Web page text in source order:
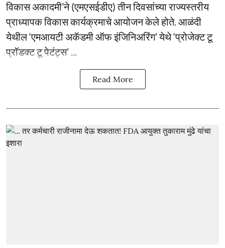
विकास अकादमी’ने (एमएसईडीए) तीन दिवसांच्या राज्यस्तरीय
प्राध्यापक विकास कार्यक्रमाचे आयोजन केले होते. आळंदी
येथील ‘एमआयटी अकॅडमी ऑफ इंजिनिअरिंग’ येथे ‘प्रोजेक्ट टू
प्रॉडक्ट टू पेटंट्स’ ...
Read More